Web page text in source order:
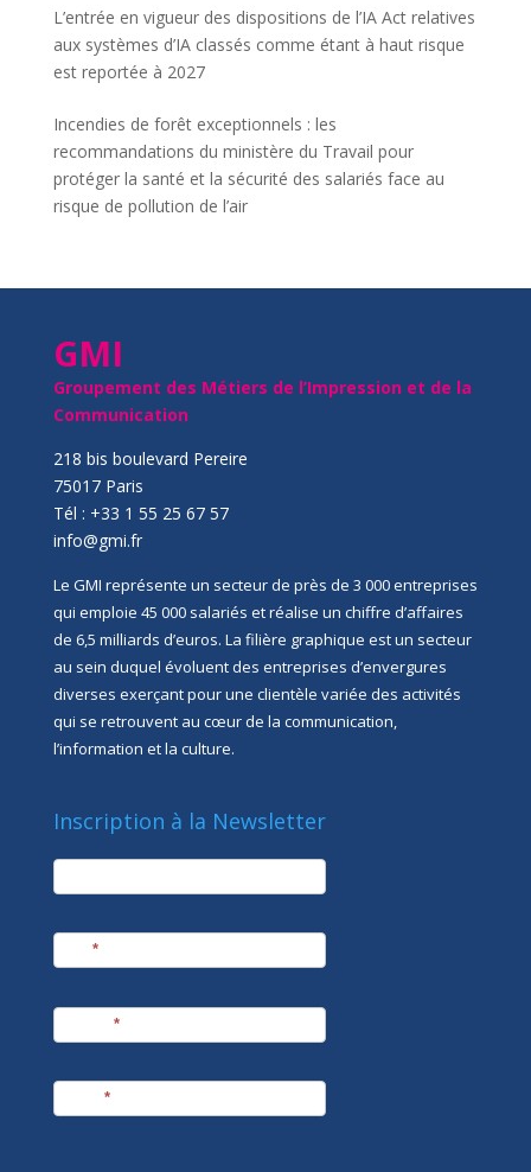
L’entrée en vigueur des dispositions de l’IA Act relatives
aux systèmes d’IA classés comme étant à haut risque
est reportée à 2027
Incendies de forêt exceptionnels : les
recommandations du ministère du Travail pour
protéger la santé et la sécurité des salariés face au
risque de pollution de l’air
GMI
Groupement des Métiers de l’Impression et de la
Communication
218 bis boulevard Pereire
75017 Paris
Tél : +33 1 55 25 67 57
info@gmi.fr
Le GMI représente un secteur de près de 3 000 entreprises
qui emploie 45 000 salariés et réalise un chiffre d’affaires
de 6,5 milliards d’euros. La filière graphique est un secteur
au sein duquel évoluent des entreprises d’envergures
diverses exerçant pour une clientèle variée des activités
qui se retrouvent au cœur de la communication,
l’information et la culture.
Inscription à la Newsletter
newsletter
*
*
*